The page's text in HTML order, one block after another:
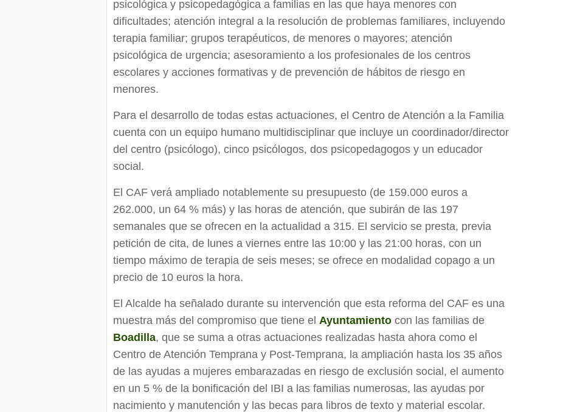
psicológica y psicopedagógica a familias en las que haya menores con
dificultades; atención integral a la resolución de problemas familiares, incluyendo
terapia familiar; grupos terapéuticos, de menores o mayores; atención
psicológica de urgencia; asesoramiento a los profesionales de los centros
escolares y acciones formativas y de prevención de hábitos de riesgo en
menores.
Para el desarrollo de todas estas actuaciones, el Centro de Atención a la Familia
cuenta con un equipo humano multidisciplinar que incluye un coordinador/director
del centro (psicólogo), cinco psicólogos, dos psicopedagogos y un educador
social.
El CAF verá ampliado notablemente su presupuesto (de 159.000 euros a
262.000, un 64 % más) y las horas de atención, que subirán de las 197
semanales que se ofrecen en la actualidad a 315. El servicio se presta, previa
petición de cita, de lunes a viernes entre las 10:00 y las 21:00 horas, con un
tiempo máximo de terapia de seis meses; se ofrece en modalidad copago a un
precio de 10 euros la hora.
El Alcalde ha señalado durante su intervención que esta reforma del CAF es una
muestra más del compromiso que tiene el Ayuntamiento con las familias de
Boadilla, que se suma a otras actuaciones realizadas hasta ahora como el
Centro de Atención Temprana y Post-Temprana, la ampliación hasta los 35 años
de las ayudas a mujeres embarazadas en riesgo de exclusión social, el aumento
en un 5 % de la bonificación del IBI a las familias numerosas, las ayudas por
nacimiento y manutención y las becas para libros de texto y material escolar.